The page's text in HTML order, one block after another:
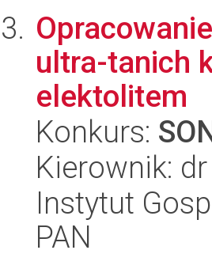
ultra-tanich
elektolitem
Konkurs:
Kierownik:
Instytut
PAN